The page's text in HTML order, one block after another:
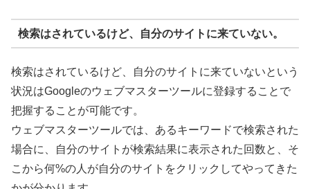
検索はされているけど、自分のサイトに来ていない。
検索はされているけど、自分のサイトに来ていないという
状況はGoogleのウェブマスターツールに登録することで
把握することが可能です。
ウェブマスターツールでは、あるキーワードで検索された
場合に、自分のサイトが検索結果に表示された回数と、そ
こから何%の人が自分のサイトをクリックしてやってきた